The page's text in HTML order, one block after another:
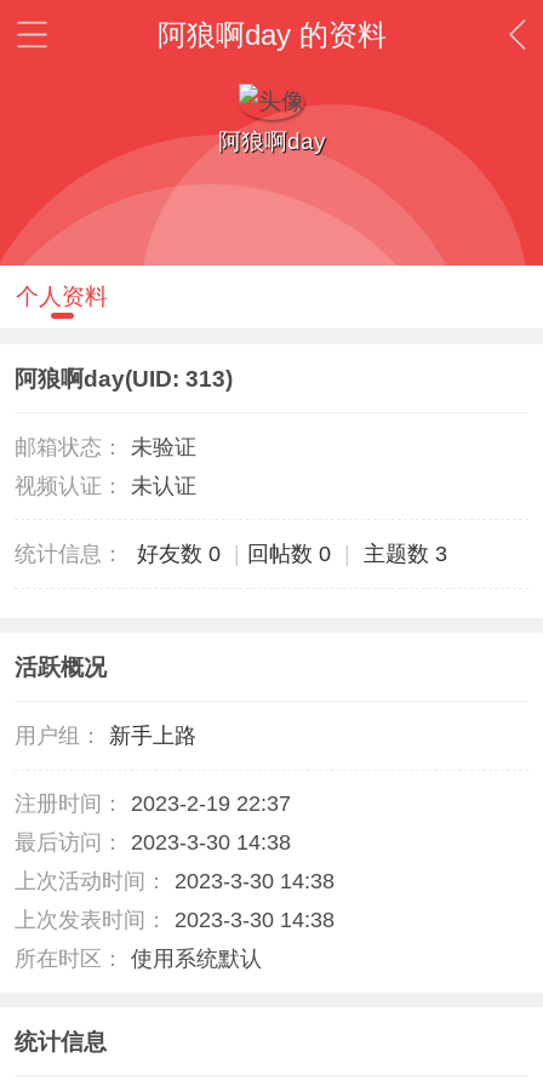
阿狼啊day 的资料
阿狼啊day
个人资料
阿狼啊day(UID: 313)
邮箱状态：
未验证
视频认证：
未认证
统计信息： 好友数 0 回帖数 0 主题数 3
活跃概况
用户组： 新手上路
注册时间：
2023-2-19 22:37
最后访问：
2023-3-30 14:38
上次活动时间：
2023-3-30 14:38
上次发表时间：
2023-3-30 14:38
所在时区：
使用系统默认
统计信息